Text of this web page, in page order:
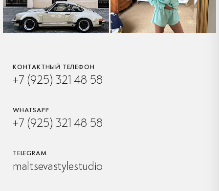
КОНТАКТНЫЙ ТЕЛЕФОН
+7 (925) 321 48 58
WHATSAPP
+7 (925) 321 48 58
TELEGRAM
maltsevastylestudio